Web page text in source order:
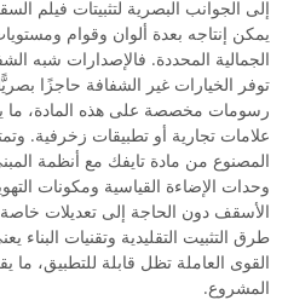
إلى الجوانب البصرية لتثبيتات فيلم
يمكن إنتاجه بعدة ألوان وقوام
الجمالية المحددة. فالإصدارات شبه
توفر الخيارات غير الشفافة حاجزًا
رسومات مخصصة على هذه المادة، ما
علامات تجارية أو تطبيقات زخرفية.
المصنوع من مادة تايفك مع أنظمة
وحدات الإضاءة القياسية ومكونات
الأسقف دون الحاجة إلى تعديلات
طرق التثبيت التقليدية وتقنيات البناء
القوى العاملة تظل قابلة للتطبيق،
المشروع.